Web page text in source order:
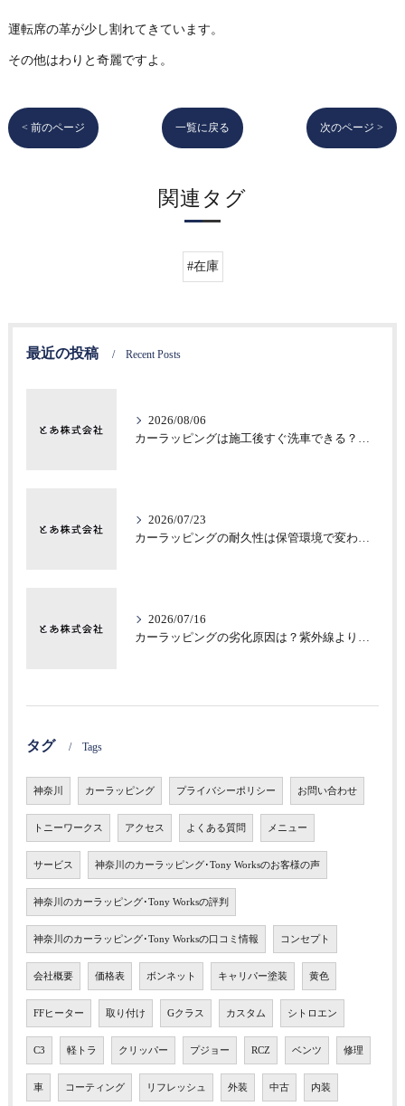
運転席の革が少し割れてきています。
その他はわりと奇麗ですよ。
< 前のページ 一覧に戻る 次のページ >
関連タグ
#在庫
最近の投稿 Recent Posts
2026/08/06
2026/07/23
カーラッピングの耐久性は保管環境で変わる？意外な差
2026/07/16
タグ Tags
神奈川 カーラッピング プライバシーポリシー お問い合わせ
トニーワークス アクセス よくある質問 メニュー
サービス 神奈川のカーラッピング･Tony Worksのお客様の声
神奈川のカーラッピング･Tony Worksの評判
神奈川のカーラッピング･Tony Worksの口コミ情報 コンセプト
会社概要 価格表 ボンネット キャリパー塗装 黄色
FFヒーター 取り付け Gクラス カスタム シトロエン
C3 軽トラ クリッパー プジョー RCZ ベンツ 修理
車 コーティング リフレッシュ 外装 中古 内装